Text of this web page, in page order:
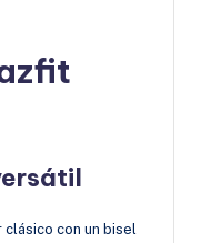
clásico con un bisel